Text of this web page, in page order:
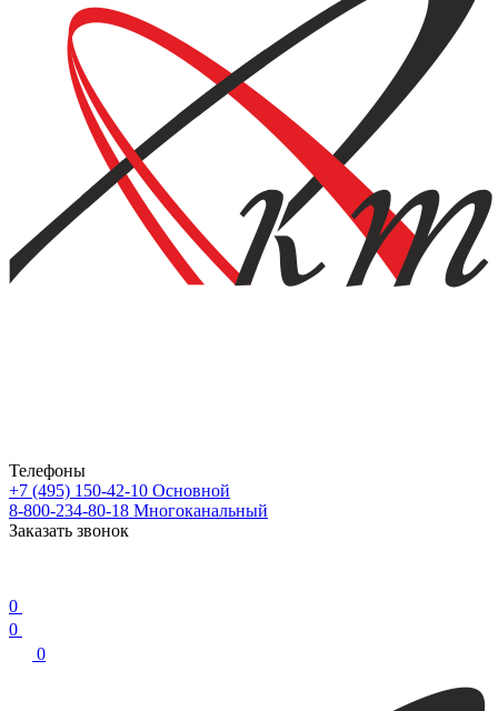
Телефоны
+7 (495) 150-42-10 Основной
8-800-234-80-18 Многоканальный
Заказать звонок
0
0
0